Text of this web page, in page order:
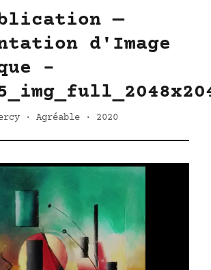
—
d'Image
-
· Agréable · 2020